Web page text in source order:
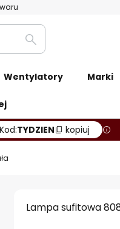
Szukaj
Wentylatory Marki
Kod:TYDZIEN kopiuj
Lampa sufitowa